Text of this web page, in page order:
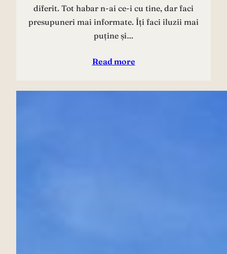
diferit. Tot habar n-ai ce-i cu tine, dar faci
presupuneri mai informate. Îți faci iluzii mai
puține și…
Read more